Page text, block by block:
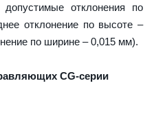
отклонения по
отклонение по высоте –
по ширине – 0,015 мм).
CG-серии